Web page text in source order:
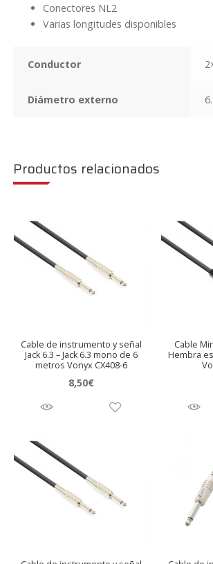
Conectores NL2
Varias longitudes disponibles
Conductor
Diámetro externo
Productos relacionados
Cable de instrumento y señal
Jack 6.3 – Jack 6.3 mono de 6
metros Vonyx CX408-6
8,50€
Cable
Hembra